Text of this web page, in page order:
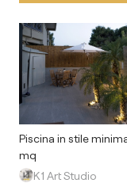
Piscina in stile
mq
K1 Art Studio